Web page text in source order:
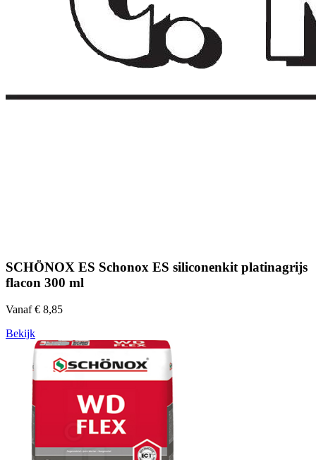
SCHÖNOX ES Schonox ES siliconenkit platinagrijs
flacon 300 ml
Vanaf € 8,85
Bekijk